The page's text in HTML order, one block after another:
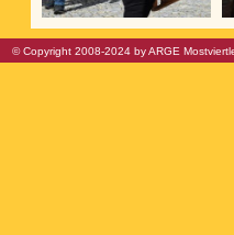
© Copyright 2008-2024 by ARGE